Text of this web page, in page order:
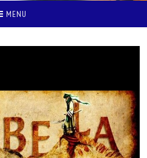
MENU